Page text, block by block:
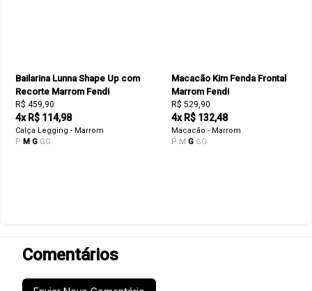
Bailarina Lunna Shape Up com
Recorte Marrom Fendi
R$ 459,90
4x R$ 114,98
Calça Legging - Marrom
P M G GG
Macacão Kim Fenda Frontal
Marrom Fendi
R$ 529,90
4x R$ 132,48
Macacão - Marrom
P M G GG
Comentários